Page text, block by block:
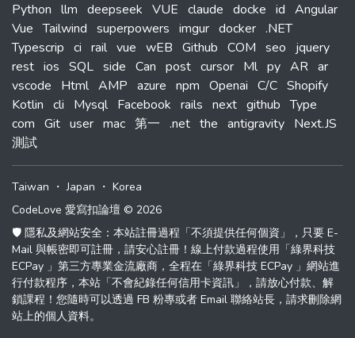
Python llm deepseek VUE claude docke id Angular
Vue Tailwind superpowers imgur docker .NET
Typescrip ci rail vue wEB Github COM seo
jquery
rest ios SQL side Can post cursor Ml py AR ar
vscode
Html AMP azure npm Openai C/C Shopify
Kotlin cli Mysql Facebook rails next github Type
com Git user mac 第一 .net the antigravity Next.JS
測試
Taiwan ・Japan ・ Korea
CodeLove 愛寫扣論壇 © 2026
🛡️ 隱私及網站安全：本站註冊過程「不須提供任何個資」，只要 E-
Mail 與帳密即可註冊，請安心註冊！線上付款過程使用「綠界科技
ECPay 」第三方專業金流廠商，全程在「綠界科技 ECPay 」網站進
行付款程序，本站「不會紀錄任何信用卡資訊」，請放心付款、解
鎖課程！您隨時可以透過 FB 粉專或者 Email 聯絡站長，請求刪除網
站上的個人資料。